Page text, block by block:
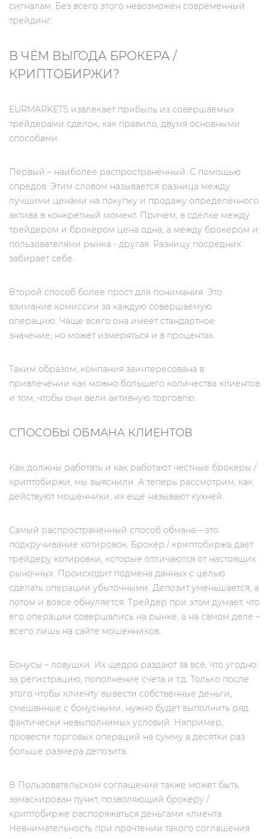
сигналам. Без всего этого невозможен современный
трейдинг.
В ЧЁМ ВЫГОДА БРОКЕРА /
КРИПТОБИРЖИ?
EURMARKETS извлекает прибыль из совершаемых
трейдерами сделок, как правило, двумя основными
способами.
Первый – наиболее распространённый. С помощью
спредов. Этим словом называется разница между
лучшими ценами на покупку и продажу определённого
актива в конкретный момент. Причём, в сделке между
трейдером и брокером цена одна, а между брокером и
пользователями рынка - другая. Разницу посредник
забирает себе.
Второй способ более прост для понимания. Это
взимание комиссии за каждую совершаемую
операцию. Чаще всего она имеет стандартное
значение, но может измеряться и в процентах.
Таким образом, компания заинтересована в
привлечении как можно большего количества клиентов
и том, чтобы они вели активную торговлю.
СПОСОБЫ ОБМАНА КЛИЕНТОВ
Как должны работать и как работают честные брокеры /
криптобиржи, мы выяснили. А теперь рассмотрим, как
действуют мошенники, их ещё называют кухней.
Самый распространённый способ обмана – это
подкручивание котировок. Брокер / криптобиржа дает
трейдеру котировки, которые отличаются от настоящих
рыночных. Происходит подмена данных с целью
сделать операции убыточными. Депозит уменьшается, а
потом и вовсе обнуляется. Трейдер при этом думает, что
его операции совершались на рынке, а на самом деле –
всего лишь на сайте мошенников.
Бонусы – ловушки. Их щедро раздают за всё, что угодно:
за регистрацию, пополнение счёта и т.д. Только после
этого чтобы клиенту вывести собственные деньги,
смешанные с бонусными, нужно будет выполнить ряд
фактически невыполнимых условий. Например,
провести торговых операций на сумму в десятки раз
больше размера депозита.
В Пользовательском соглашении также может быть
замаскирован пункт, позволяющий брокеру /
криптобирже распоряжаться деньгами клиента.
Невнимательность при прочтении такого соглашения